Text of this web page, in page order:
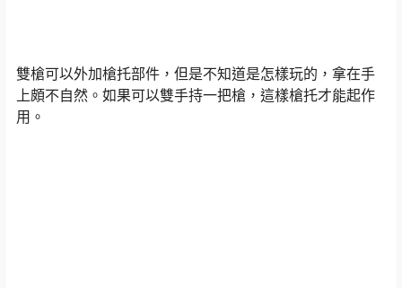
雙槍可以外加槍托部件，但是不知道是怎樣玩的，拿在手
上頗不自然。如果可以雙手持一把槍，這樣槍托才能起作
用。